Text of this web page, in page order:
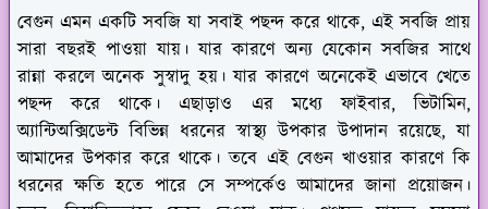
বেগুন এমন একটি সবজি যা সবাই পছন্দ করে থাকে, এই সবজি প্রায়
সারা বছরই পাওয়া যায়। যার কারণে অন্য যেকোন সবজির সাথে
রান্না করলে অনেক সুস্বাদু হয়। যার কারণে অনেকেই এভাবে খেতে
পছন্দ করে থাকে। এছাড়াও এর মধ্যে ফাইবার, ভিটামিন,
অ্যান্টিঅক্সিডেন্ট বিভিন্ন ধরনের স্বাস্থ্য উপকার উপাদান রয়েছে, যা
আমাদের উপকার করে থাকে। তবে এই বেগুন খাওয়ার কারণে কি
ধরনের ক্ষতি হতে পারে সে সম্পর্কেও আমাদের জানা প্রয়োজন।